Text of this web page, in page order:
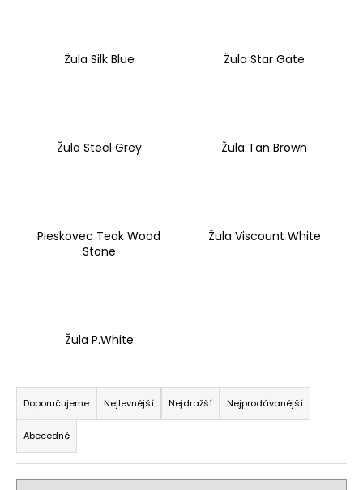
Žula Silk Blue Žula Star Gate
Žula Steel Grey Žula Tan Brown
Pieskovec Teak Wood
Stone
Žula Viscount White
Žula P.White
Ř
a
z
e
n
Doporučujeme Nejlevnější Nejdražší Nejprodávanější
Abecedně